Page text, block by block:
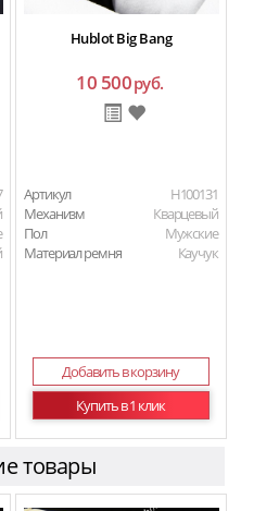
Hublot Big Bang
10 500руб.
Артикул
H100131
Механизм
Кварцевый
Пол
Мужские
Материал ремня
Каучук
Добавить в корзину
Купить в 1 клик
товары